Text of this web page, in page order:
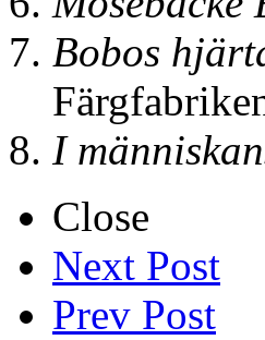
Bobos
I
Close
Next Post
Prev Post